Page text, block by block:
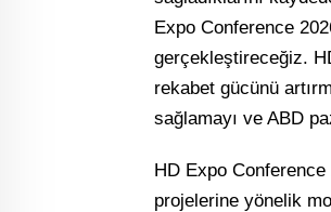
Expo Conference
gerçekleştireceğiz.
rekabet gücünü
sağlamayı ve ABD
HD Expo
projelerine yönelik